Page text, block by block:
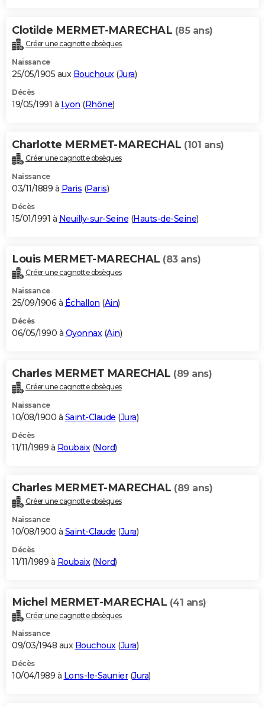
Clotilde MERMET-MARECHAL (85 ans)
Créer une cagnotte obsèques
Naissance
25/05/1905 aux Bouchoux(Jura)
Décès
19/05/1991 à Lyon (Rhône)
Charlotte MERMET-MARECHAL (101 ans)
Créer une cagnotte obsèques
Naissance
03/11/1889 à Paris (Paris)
Décès
15/01/1991 à Neuilly-sur-Seine (Hauts-de-Seine)
Louis MERMET-MARECHAL (83 ans)
Créer une cagnotte obsèques
Naissance
25/09/1906 à Échallon (Ain)
Décès
06/05/1990 à Oyonnax(Ain)
Charles MERMET MARECHAL (89 ans)
Créer une cagnotte obsèques
Naissance
10/08/1900 à Saint-Claude (Jura)
Décès
11/11/1989 à Roubaix(Nord)
Charles MERMET-MARECHAL (89 ans)
Créer une cagnotte obsèques
Naissance
10/08/1900 à Saint-Claude (Jura)
Décès
11/11/1989 à Roubaix (Nord)
Michel MERMET-MARECHAL (41 ans)
Créer une cagnotte obsèques
Naissance
09/03/1948 aux Bouchoux(Jura)
Décès
10/04/1989 à Lons-le-Saunier(Jura)